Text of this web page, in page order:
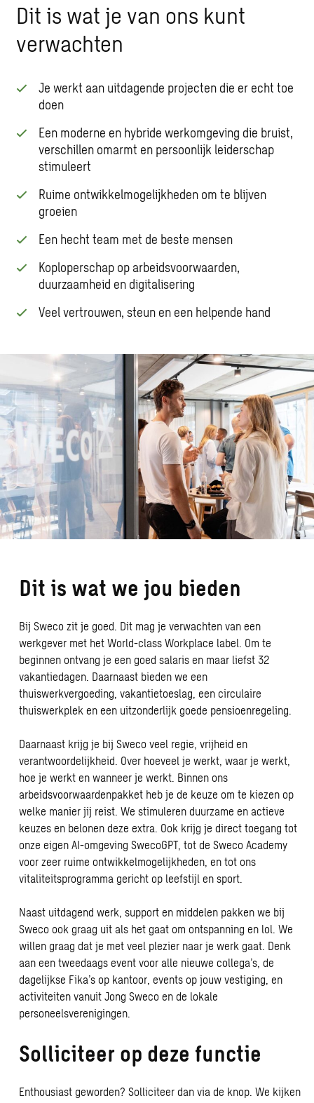
Dit is wat je van ons kunt
verwachten
Je werkt aan uitdagende projecten die er echt toe
doen
Een moderne en hybride werkomgeving die bruist,
verschillen omarmt en persoonlijk leiderschap
stimuleert
Ruime ontwikkelmogelijkheden om te blijven
groeien
Een hecht team met de beste mensen
Koploperschap op arbeidsvoorwaarden,
duurzaamheid en digitalisering
Veel vertrouwen, steun en een helpende hand
Dit is wat we jou bieden
Bij Sweco zit je goed. Dit mag je verwachten van een
werkgever met het World-class Workplace label. Om te
beginnen ontvang je een goed salaris en maar liefst 32
vakantiedagen. Daarnaast bieden we een
thuiswerkvergoeding, vakantietoeslag, een circulaire
thuiswerkplek en een uitzonderlijk goede pensioenregeling.
Daarnaast krijg je bij Sweco veel regie, vrijheid en
verantwoordelijkheid. Over hoeveel je werkt, waar je werkt,
hoe je werkt en wanneer je werkt. Binnen ons
arbeidsvoorwaardenpakket heb je de keuze om te kiezen op
welke manier jij reist. We stimuleren duurzame en actieve
keuzes en belonen deze extra. Ook krijg je direct toegang tot
onze eigen AI-omgeving SwecoGPT, tot de Sweco Academy
voor zeer ruime ontwikkelmogelijkheden, en tot ons
vitaliteitsprogramma gericht op leefstijl en sport.
Naast uitdagend werk, support en middelen pakken we bij
Sweco ook graag uit als het gaat om ontspanning en lol. We
willen graag dat je met veel plezier naar je werk gaat. Denk
aan een tweedaags event voor alle nieuwe collega’s, de
dagelijkse Fika’s op kantoor, events op jouw vestiging, en
activiteiten vanuit Jong Sweco en de lokale
personeelsverenigingen.
Solliciteer op deze functie
Enthousiast geworden? Solliciteer dan via de knop. We kijken